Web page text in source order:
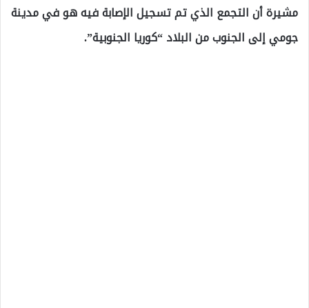
مشيرة أن التجمع الذي تم تسجيل الإصابة فيه هو في مدينة
جومي إلى الجنوب من البلاد “كوريا الجنوبية”.